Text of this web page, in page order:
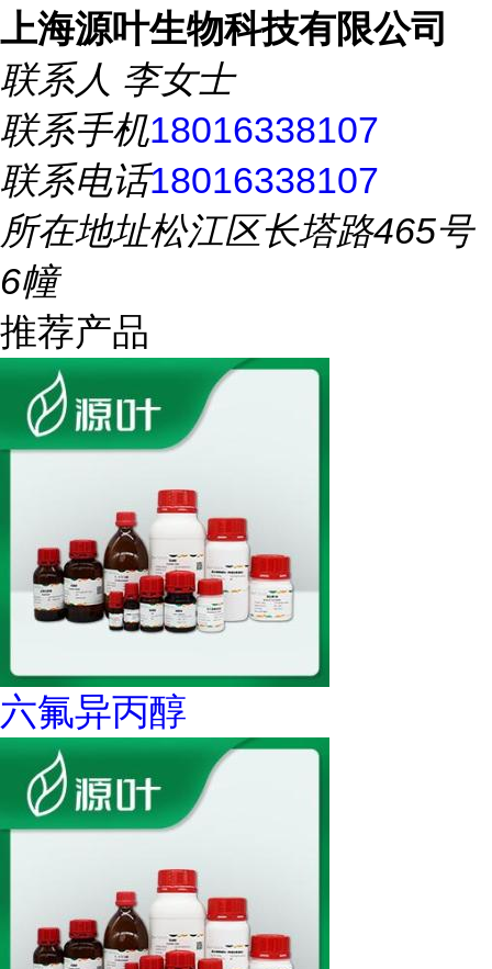
上海源叶生物科技有限公司
联系人 李女士
联系手机18016338107
联系电话18016338107
所在地址松江区长塔路465号
6幢
推荐产品
六氟异丙醇